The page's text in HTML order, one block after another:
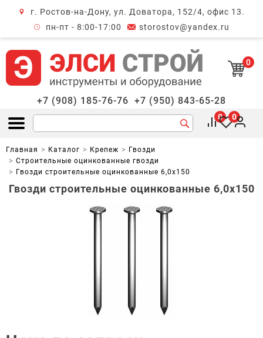
г. Ростов-на-Дону, ул. Доватора, 152/4, офис 13.
пн-пт - 8:00-17:00
storostov@yandex.ru
0
+7 (908) 185-76-76 +7 (950) 843-65-28
Открыть меню
0 0
Главная Каталог Крепеж
Гвозди
Строительные оцинкованные гвозди
Гвозди строительные оцинкованные 6,0x150
Гвозди строительные оцинкованные 6,0x150